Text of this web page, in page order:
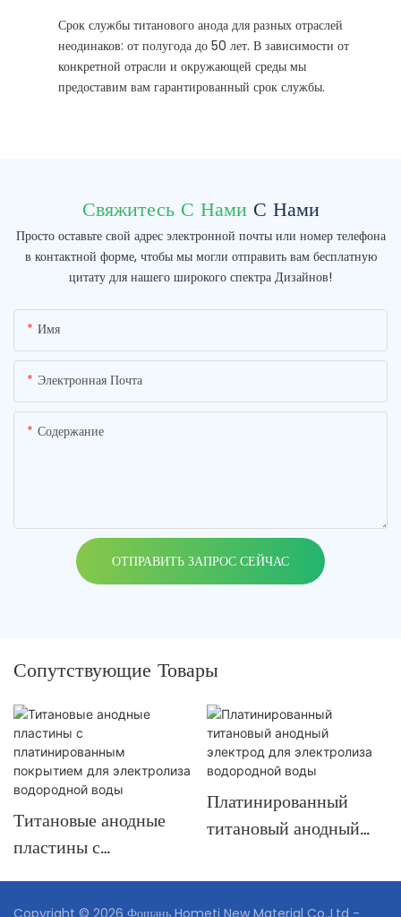
Срок службы титанового анода для разных отраслей
неодинаков: от полугода до 50 лет. В зависимости от
конкретной отрасли и окружающей среды мы
предоставим вам гарантированный срок службы.
Свяжитесь С Нами С Нами
Просто оставьте свой адрес электронной почты или номер телефона
в контактной форме, чтобы мы могли отправить вам бесплатную
цитату для нашего широкого спектра Дизайнов!
Имя
Электронная Почта
Содержание
ОТПРАВИТЬ ЗАПРОС СЕЙЧАС
Сопутствующие Товары
Титановые анодные
пластины с
Платинированный
титановый анодный
электролиза
водородной воды
Copyright © 2026 Фошань Hometi New Material Co.,Ltd -